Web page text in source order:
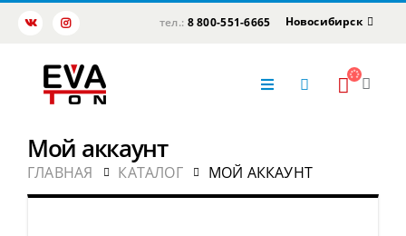
тел.: 8 800-551-6665 Новосибирск
Мой аккаунт
ГЛАВНАЯ КАТАЛОГ МОЙ АККАУНТ